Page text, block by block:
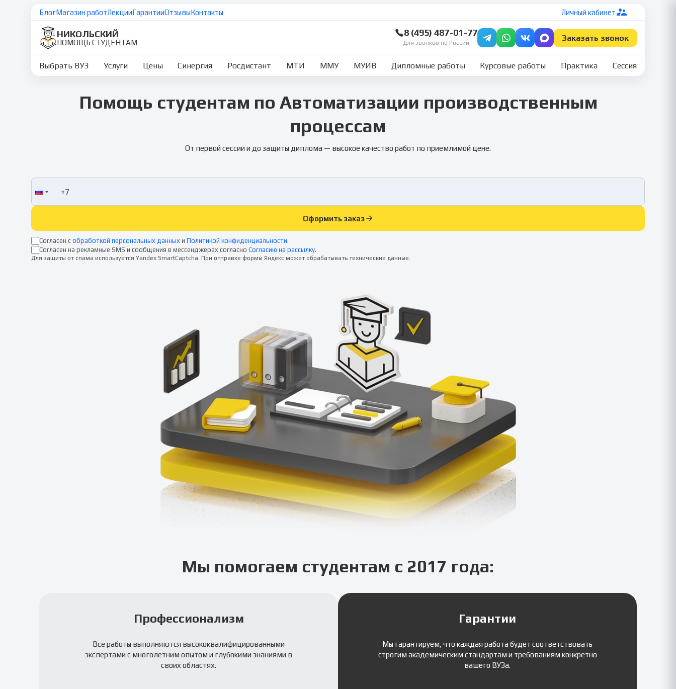
БлогМагазин работЛекцииГарантииОтзывыКонтакты Личный кабинет
НИКОЛЬСКИЙ
ПОМОЩЬ СТУДЕНТАМ
8 (495) 487-01-77
Для звонков по России
Заказать звонок
Выбрать ВУЗ Услуги Цены Синергия Росдистант МТИ ММУ МУИВ Дипломные работы Курсовые работы Практика Сессия
Помощь студентам по Автоматизации производственным
процессам
От первой сессии и до защиты диплома — высокое качество работ по приемлимой цене.
Оформить заказ
Согласен с обработкой персональных данных и Политикой конфиденциальности.
Согласен на рекламные SMS и сообщения в мессенджерах согласно Согласию на рассылку.
Для защиты от спама используется Yandex SmartCaptcha. При отправке формы Яндекс может обрабатывать технические данные.
Мы помогаем студентам с 2017 года:
Профессионализм
Все работы выполняются высококвалифицированными
экспертами с многолетним опытом и глубокими знаниями в
своих областях.
Гарантии
Мы гарантируем, что каждая работа будет соответствовать
строгим академическим стандартам и требованиям конкретно
вашего ВУЗа.